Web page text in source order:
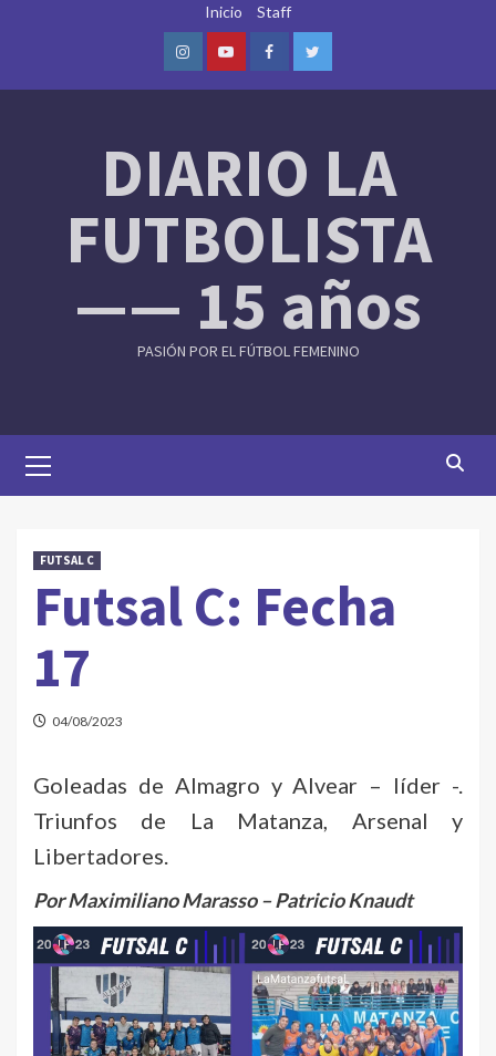
Inicio Staff
InstagramYoutubeFacebookTwitter
DIARIO LA
FUTBOLISTA
—— 15 años
PASIÓN POR EL FÚTBOL FEMENINO
Menu
FUTSAL C
Futsal C: Fecha
17
04/08/2023
Goleadas de Almagro y Alvear – líder -.
Triunfos de La Matanza, Arsenal y
Libertadores.
Por Maximiliano Marasso – Patricio Knaudt